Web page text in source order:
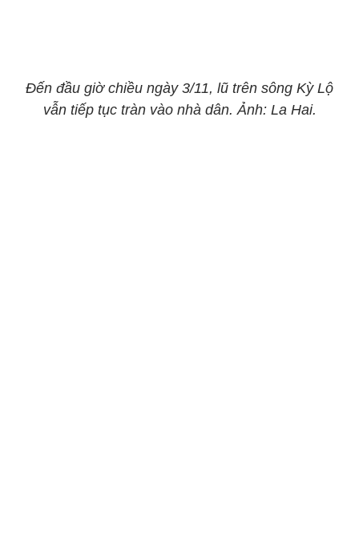
Đến đầu giờ chiều ngày 3/11, lũ trên sông Kỳ Lộ
vẫn tiếp tục tràn vào nhà dân. Ảnh: La Hai.